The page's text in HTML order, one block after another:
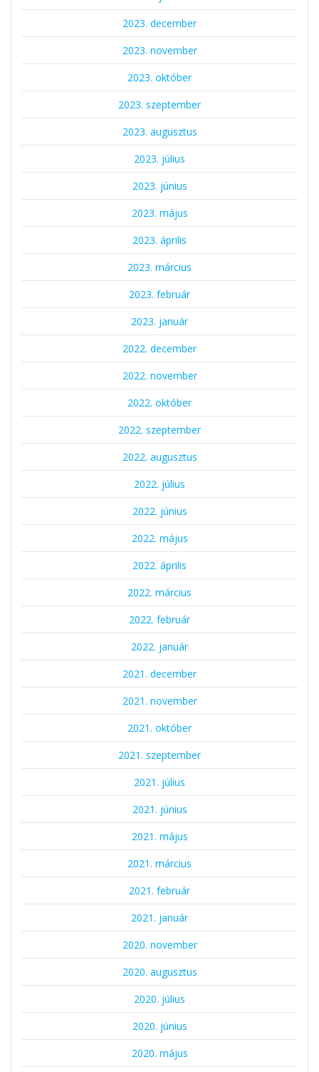
2023. december
2023. november
2023. október
2023. szeptember
2023. augusztus
2023. július
2023. június
2023. május
2023. április
2023. március
2023. február
2023. január
2022. december
2022. november
2022. október
2022. szeptember
2022. augusztus
2022. július
2022. június
2022. május
2022. április
2022. március
2022. február
2022. január
2021. december
2021. november
2021. október
2021. szeptember
2021. július
2021. június
2021. május
2021. március
2021. február
2021. január
2020. november
2020. augusztus
2020. július
2020. június
2020. május